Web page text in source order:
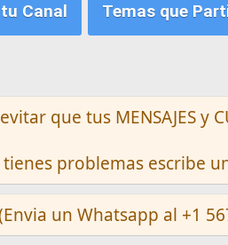
Canal Temas que
que tus MENSAJES y
problemas escribe
un Whatsapp al +1